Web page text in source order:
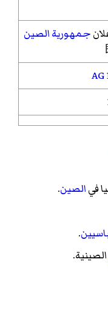
جمهورية الصين
AG
فيالصين.
.
الصينية.